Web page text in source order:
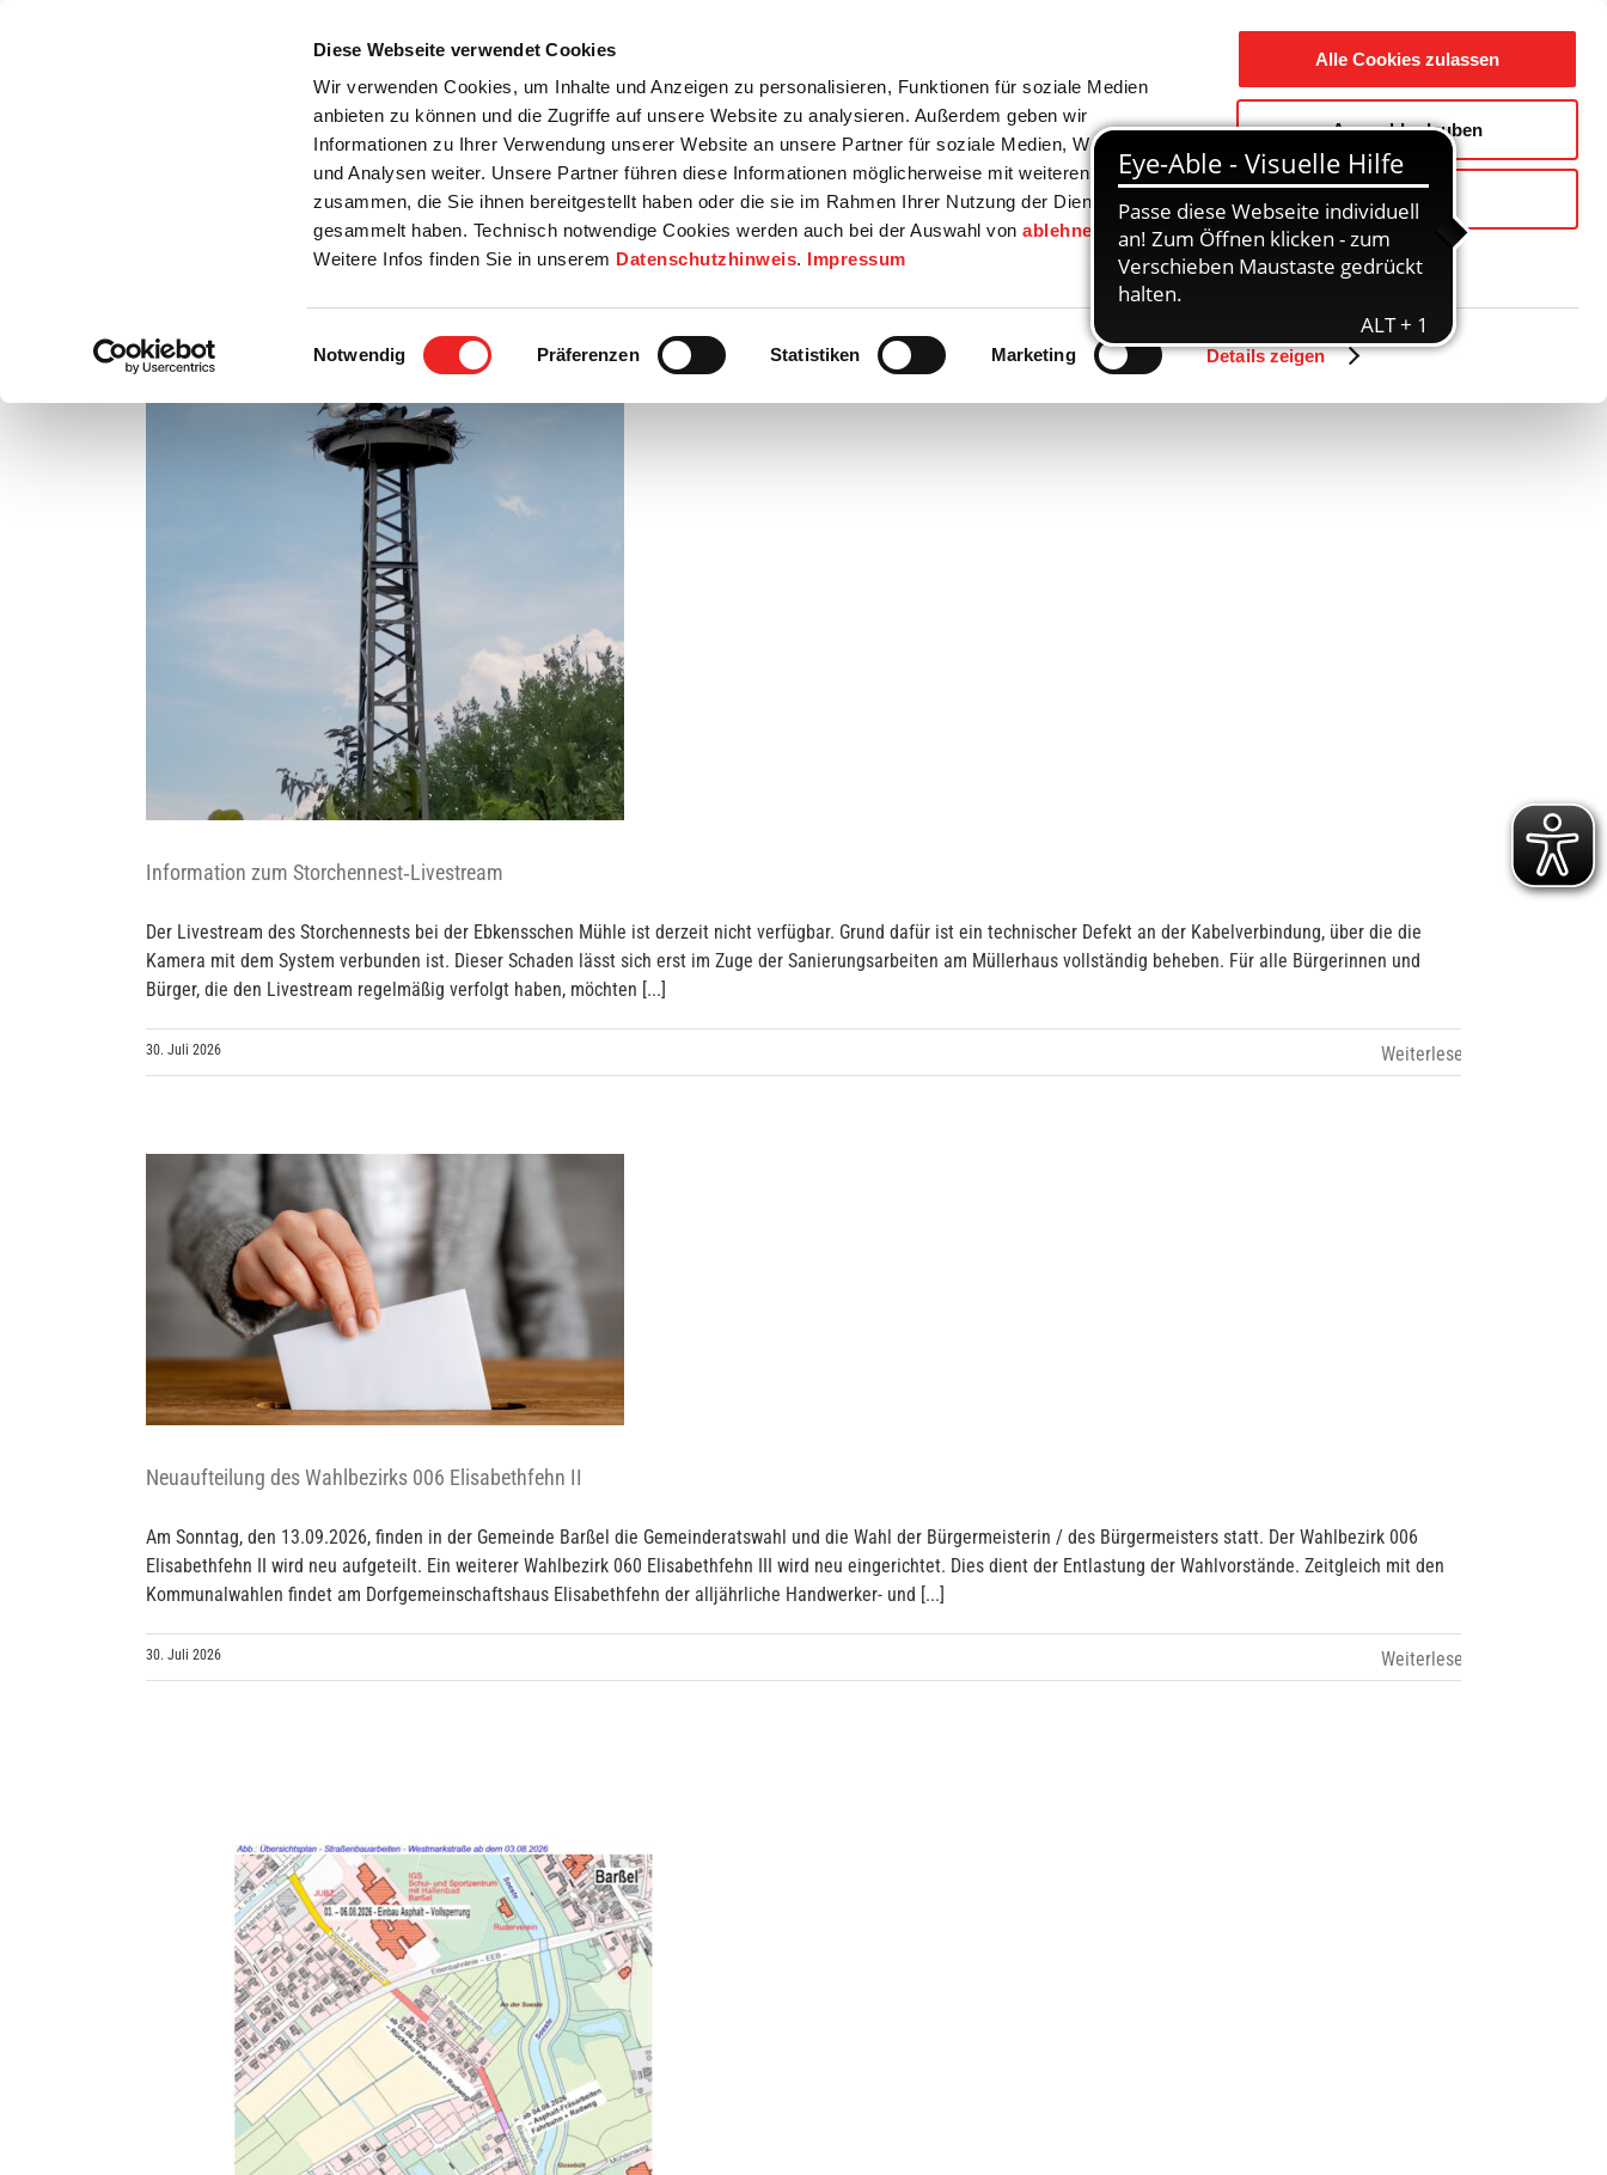
Diese Webseite verwendet Cookies
Wir verwenden Cookies, um Inhalte und Anzeigen zu personalisieren, Funktionen für soziale Medien
anbieten zu können und die Zugriffe auf unsere Website zu analysieren. Außerdem geben wir
Informationen zu Ihrer Verwendung unserer Website an unsere Partner für soziale Medien, Werbung
und Analysen weiter. Unsere Partner führen diese Informationen möglicherweise mit weiteren Daten
zusammen, die Sie ihnen bereitgestellt haben oder die sie im Rahmen Ihrer Nutzung der Dienste
gesammelt haben. Technisch notwendige Cookies werden auch bei der Auswahl vonablehnen
gesetzt.
Weitere Infos finden Sie in unserem Datenschutzhinweis. Impressum
Einwilligungsauswahl
Notwendig Präferenzen Statistiken Marketing Details zeigen
Alle Cookies zulassen
Auswahl erlauben
Ablehnen
Startseite
Bürgerservice Rats- / Bürgerinfo Wirtschaft / Wohnen Bildung / Soziales Touristik / Freizeit Gemeinde / Geschichte
Information zum Storchennest‑Livestream
Der Livestream des Storchennests bei der Ebkensschen Mühle ist derzeit nicht verfügbar. Grund dafür ist ein technischer Defekt an der Kabelverbindung, über die die
Kamera mit dem System verbunden ist. Dieser Schaden lässt sich erst im Zuge der Sanierungsarbeiten am Müllerhaus vollständig beheben. Für alle Bürgerinnen und
Bürger, die den Livestream regelmäßig verfolgt haben, möchten [...]
30. Juli 2026
Neuaufteilung des Wahlbezirks 006 Elisabethfehn II
Am Sonntag, den 13.09.2026, finden in der Gemeinde Barßel die Gemeinderatswahl und die Wahl der Bürgermeisterin / des Bürgermeisters statt. Der Wahlbezirk 006
Elisabethfehn II wird neu aufgeteilt. Ein weiterer Wahlbezirk 060 Elisabethfehn III wird neu eingerichtet. Dies dient der Entlastung der Wahlvorstände. Zeitgleich mit den
Kommunalwahlen findet am Dorfgemeinschaftshaus Elisabethfehn der alljährliche Handwerker- und [...]
30. Juli 2026